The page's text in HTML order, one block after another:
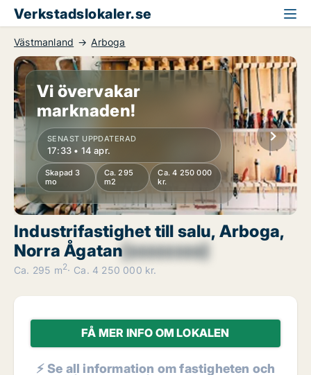
Verkstadslokaler.se
Västmanland Arboga
Vi övervakar
marknaden!
SENAST UPPDATERAD
17:33 • 14 apr.
Skapad 3
mo
Ca. 295
m2
Ca. 4 250 000
kr.
Industrifastighet till salu, Arboga,
Norra Ågatan[xxxxxxxx]
Ca. 295 m2 Ca. 4 250 000 kr.
FÅ MER INFO OM LOKALEN
⚡ Se all information om fastigheten och